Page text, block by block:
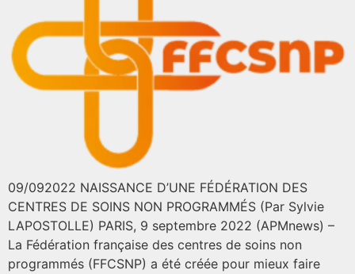
09/092022 NAISSANCE D’UNE FÉDÉRATION DES
CENTRES DE SOINS NON PROGRAMMÉS (Par Sylvie
LAPOSTOLLE) PARIS, 9 septembre 2022 (APMnews) –
La Fédération française des centres de soins non
programmés (FFCSNP) a été créée pour mieux faire